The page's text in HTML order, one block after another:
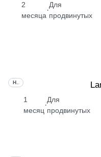
2
месяца
·
Для
продвинутых
1
месяц
·
Для
продвинутых